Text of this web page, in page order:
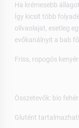
Ha krémesebb
Így kicsit több
olívaolajat, esetleg
evőkanálnyit a bab
Friss, ropogós
Összetevők: bio
Glutént tartalmazhat!